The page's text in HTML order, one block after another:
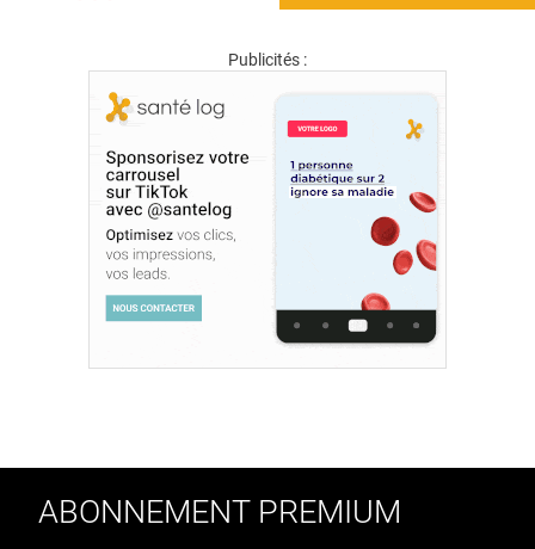
Publicités :
ABONNEMENT PREMIUM